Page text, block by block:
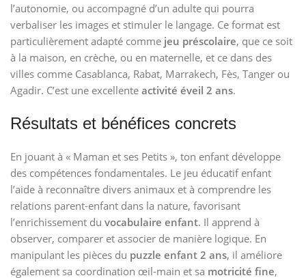
l’autonomie, ou accompagné d’un adulte qui pourra
verbaliser les images et stimuler le langage. Ce format est
particulièrement adapté comme jeu préscolaire, que ce soit
à la maison, en crèche, ou en maternelle, et ce dans des
villes comme Casablanca, Rabat, Marrakech, Fès, Tanger ou
Agadir. C’est une excellente activité éveil 2 ans.
Résultats et bénéfices concrets
En jouant à « Maman et ses Petits », ton enfant développe
des compétences fondamentales. Le jeu éducatif enfant
l’aide à reconnaître divers animaux et à comprendre les
relations parent-enfant dans la nature, favorisant
l’enrichissement du vocabulaire enfant. Il apprend à
observer, comparer et associer de manière logique. En
manipulant les pièces du puzzle enfant 2 ans, il améliore
également sa coordination œil-main et sa motricité fine,